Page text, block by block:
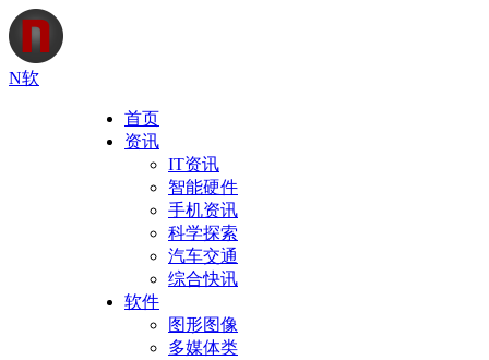
N软
首页
资讯
IT资讯
智能硬件
手机资讯
科学探索
汽车交通
综合快讯
软件
图形图像
多媒体类